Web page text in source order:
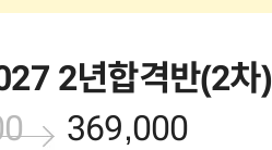
2년합격반(2차)
369,000